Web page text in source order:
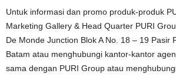
Untuk informasi dan promo produk-produk
Marketing Gallery & Head Quarter PURI
De Monde Junction Blok A No. 18 – 19 Pasir
Batam atau menghubungi kantor-kantor
sama dengan PURI Group atau